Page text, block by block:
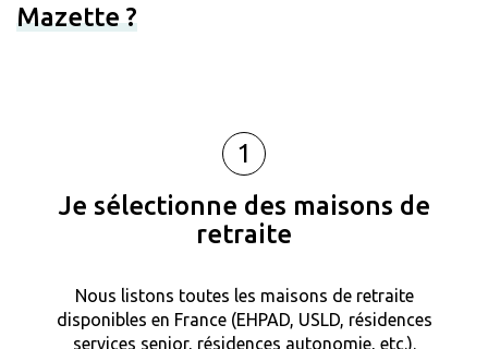
Mazette ?
1
Je sélectionne des maisons de
retraite
Nous listons toutes les maisons de retraite
disponibles en France (EHPAD, USLD, résidences
services senior, résidences autonomie, etc.).